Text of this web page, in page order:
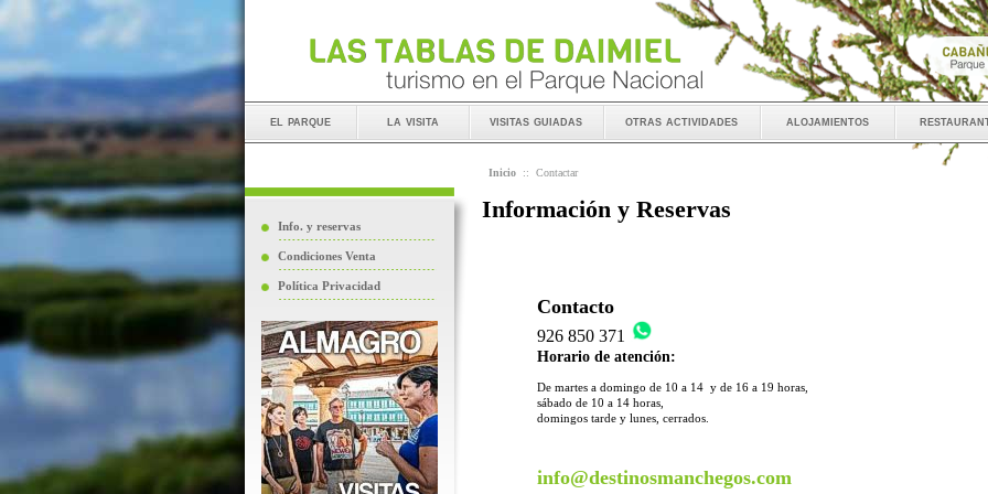
el parque la visita visitas guiadas otras actividades alojamientos
Info. y reservas
Condiciones Venta
Política Privacidad
Inicio :: Contactar
Información y Reservas
Contacto
926 850 371
Horario de atención:
De martes a domingo de 10 a 14 y de 16 a 19 horas,
sábado de 10 a 14 horas,
domingos tarde y lunes, cerrados.
info@destinosmanchegos.com